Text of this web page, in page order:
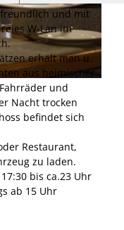
Hotel "Zur scharfen Ecke" |
CC-BY
und mit
W-Lan im
erhält man u.
aus heimischer
und
Nacht trocken
befindet sich
Restaurant,
zu laden.
bis ca.23 Uhr
ab 15 Uhr